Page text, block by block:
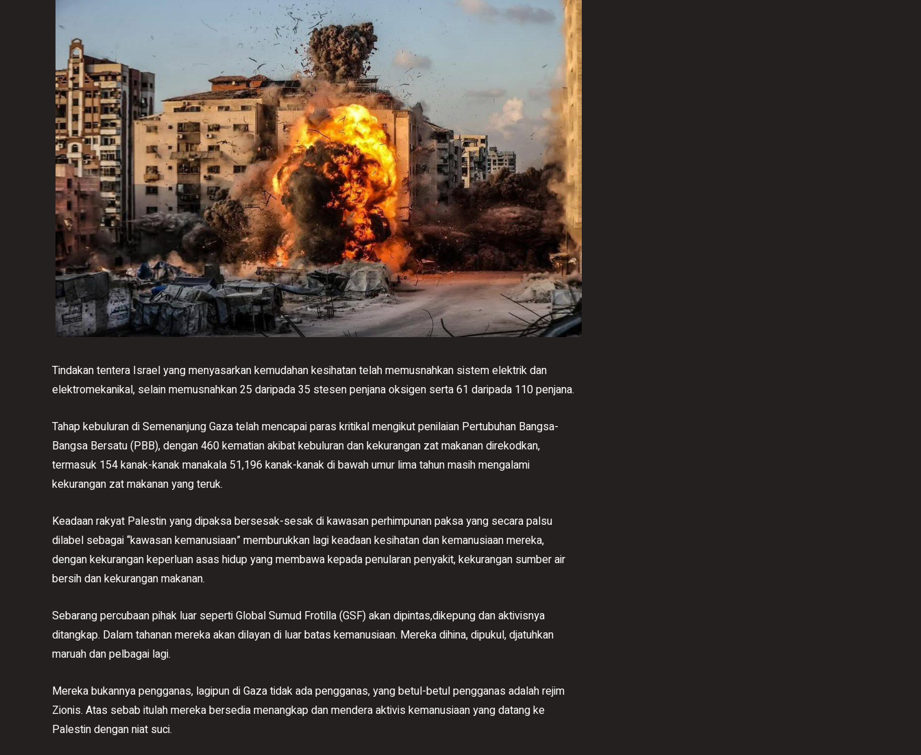
Tindakan tentera Israel yang menyasarkan kemudahan kesihatan telah memusnahkan sistem elektrik dan
elektromekanikal, selain memusnahkan 25 daripada 35 stesen penjana oksigen serta 61 daripada 110 penjana.
Tahap kebuluran di Semenanjung Gaza telah mencapai paras kritikal mengikut penilaian Pertubuhan Bangsa-
Bangsa Bersatu (PBB), dengan 460 kematian akibat kebuluran dan kekurangan zat makanan direkodkan,
termasuk 154 kanak-kanak manakala 51,196 kanak-kanak di bawah umur lima tahun masih mengalami
kekurangan zat makanan yang teruk.
Keadaan rakyat Palestin yang dipaksa bersesak-sesak di kawasan perhimpunan paksa yang secara palsu
dilabel sebagai “kawasan kemanusiaan” memburukkan lagi keadaan kesihatan dan kemanusiaan mereka,
dengan kekurangan keperluan asas hidup yang membawa kepada penularan penyakit, kekurangan sumber air
bersih dan kekurangan makanan.
Sebarang percubaan pihak luar seperti Global Sumud Frotilla (GSF) akan dipintas,dikepung dan aktivisnya
ditangkap. Dalam tahanan mereka akan dilayan di luar batas kemanusiaan. Mereka dihina, dipukul, djatuhkan
maruah dan pelbagai lagi.
Mereka bukannya pengganas, lagipun di Gaza tidak ada pengganas, yang betul-betul pengganas adalah rejim
Zionis. Atas sebab itulah mereka bersedia menangkap dan mendera aktivis kemanusiaan yang datang ke
Palestin dengan niat suci.